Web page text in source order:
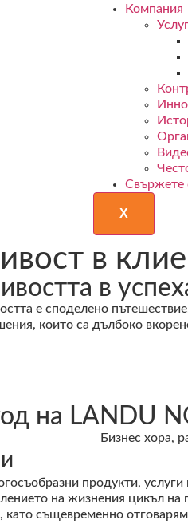
Компания
Свържете
X
в
в
е споделено
които са дълбоко
на LANDU
продукти,
на жизнения цикъл на
същевременно